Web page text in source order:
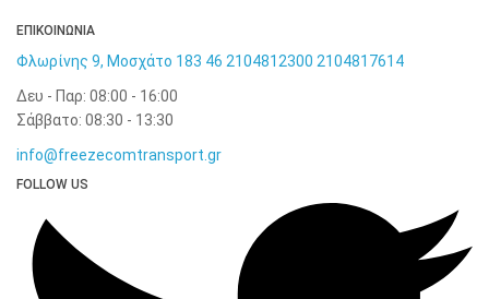
ΕΠΙΚΟΙΝΩΝΙΑ
Φλωρίνης 9, Μοσχάτο 183 46 2104812300 2104817614
Δευ - Παρ: 08:00 - 16:00
Σάββατο: 08:30 - 13:30
info@freezecomtransport.gr
FOLLOW US